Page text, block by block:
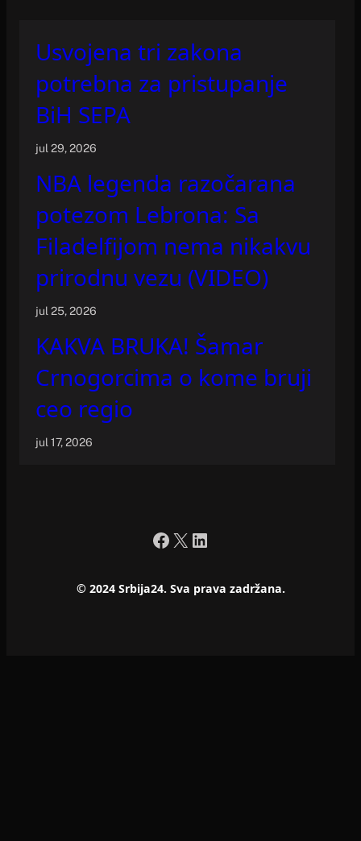
Usvojena tri zakona
potrebna za pristupanje
BiH SEPA
jul 29, 2026
NBA legenda razočarana
potezom Lebrona: Sa
Filadelfijom nema nikakvu
prirodnu vezu (VIDEO)
jul 25, 2026
KAKVA BRUKA! Šamar
Crnogorcima o kome bruji
ceo regio
jul 17, 2026
Facebook
X LinkedIn
© 2024 Srbija24. Sva prava zadržana.